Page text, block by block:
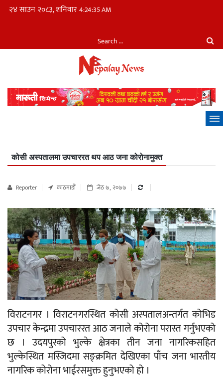
२४ साउन २०८३, शनिवार4:24:36 AM
कोसी अस्पतालमा उपचाररत थप आठ जना कोरोनामुक्त
Reporter काठमाडौं जेठ ७, २०७७
विराटनगर । विराटनगरस्थित कोसी अस्पतालअन्तर्गत कोभिड
उपचार केन्द्रमा उपचाररत आठ जनाले कोरोना परास्त गर्नुभएको
छ । उदयपुरको भुल्के क्षेत्रका तीन जना नागरिकसहित
भुल्केस्थित मस्जिदमा सङ्क्रमित देखिएका पाँच जना भारतीय
नागरिक कोरोना भाईरसमुक्त हुनुभएको हो ।